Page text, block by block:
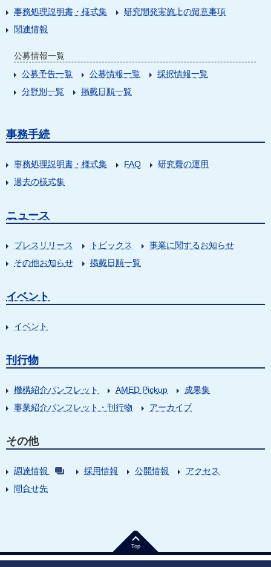
事務処理説明書・様式集
研究開発実施上の留意事項
関連情報
公募情報一覧
公募予告一覧
公募情報一覧
採択情報一覧
分野別一覧
掲載日順一覧
事務手続
事務処理説明書・様式集 FAQ
研究費の運用
過去の様式集
ニュース
プレスリリース トピックス
事業に関するお知らせ
その他お知らせ
掲載日順一覧
イベント
イベント
刊行物
機構紹介パンフレット AMED Pickup
成果集
事業紹介パンフレット・刊行物
アーカイブ
その他
調達情報 採用情報 公開情報
アクセス
問合せ先
Top